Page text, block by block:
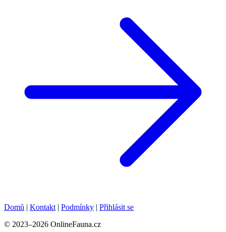
Domů | Kontakt | Podmínky | Přihlásit se
© 2023–2026 OnlineFauna.cz